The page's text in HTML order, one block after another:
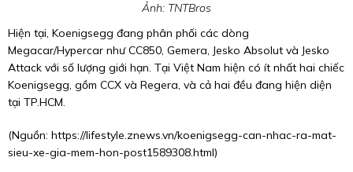
Ảnh: TNTBros
Hiện tại, Koenigsegg đang phân phối các dòng
Megacar/Hypercar như CC850, Gemera, Jesko Absolut và Jesko
Attack với số lượng giới hạn. Tại Việt Nam hiện có ít nhất hai chiếc
Koenigsegg, gồm CCX và Regera, và cả hai đều đang hiện diện
tại TP.HCM.
(Nguồn: https://lifestyle.znews.vn/koenigsegg-can-nhac-ra-mat-
sieu-xe-gia-mem-hon-post1589308.html)